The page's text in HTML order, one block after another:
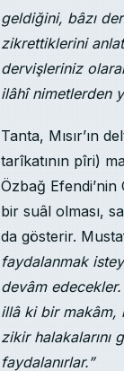
geldiğini, bâzı
zikrettiklerini
dervişleriniz
ilâhî nimetlerden
Tanta, Mısır’ın
tarîkatının pîri)
Özbağ
bir suâl olması,
da gösterir.
faydalanmak
devâm
illâ ki bir makâm,
zikir
faydalanırlar.”